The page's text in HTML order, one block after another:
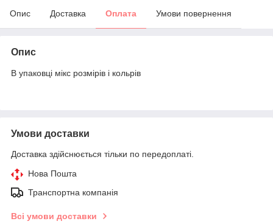
Опис Доставка Оплата Умови повернення
Опис
В упаковці мікс розмірів і кольрів
Умови доставки
Доставка здійснюється тільки по передоплаті.
Нова Пошта
Транспортна компанія
Всі умови доставки